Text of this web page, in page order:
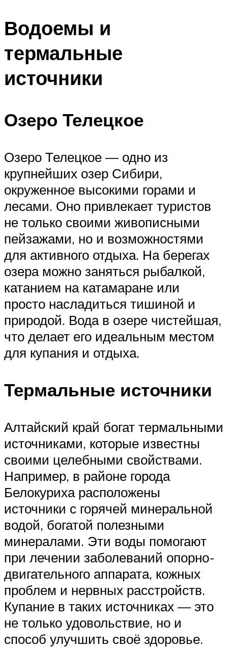
Водоемы и
термальные
источники
Озеро Телецкое
Озеро Телецкое — одно из
крупнейших озер Сибири,
окруженное высокими горами и
лесами. Оно привлекает туристов
не только своими живописными
пейзажами, но и возможностями
для активного отдыха. На берегах
озера можно заняться рыбалкой,
катанием на катамаране или
просто насладиться тишиной и
природой. Вода в озере чистейшая,
что делает его идеальным местом
для купания и отдыха.
Термальные источники
Алтайский край богат термальными
источниками, которые известны
своими целебными свойствами.
Например, в районе города
Белокуриха расположены
источники с горячей минеральной
водой, богатой полезными
минералами. Эти воды помогают
при лечении заболеваний опорно-
двигательного аппарата, кожных
проблем и нервных расстройств.
Купание в таких источниках — это
не только удовольствие, но и
способ улучшить своё здоровье.